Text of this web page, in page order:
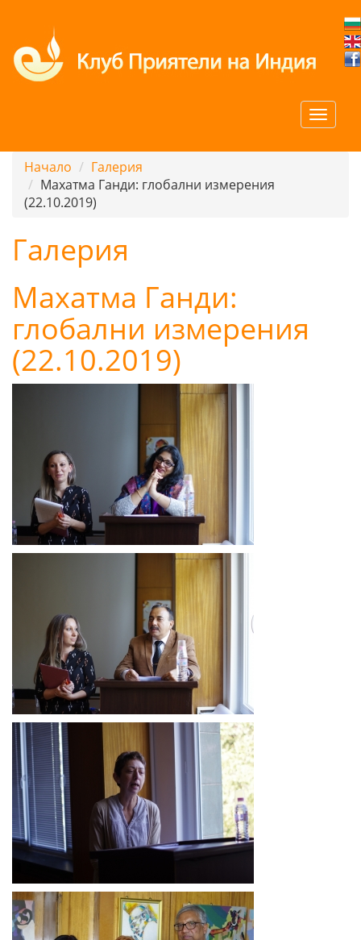
Начало
Галерия
Махатма Ганди: глобални измерения
(22.10.2019)
Галерия
Махатма Ганди:
глобални измерения
(22.10.2019)